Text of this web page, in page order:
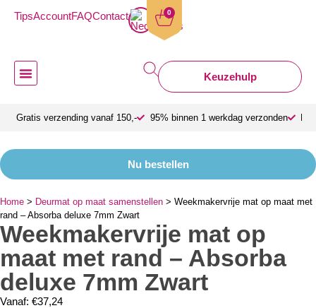
TipsAccountFAQContact 0
Keuzehulp
Gratis verzending vanaf 150,- 95% binnen 1 werkdag verzonden
Nu bestellen
Home > Deurmat op maat samenstellen > Weekmakervrije mat op maat met
rand – Absorba deluxe 7mm Zwart
Weekmakervrije mat op
maat met rand – Absorba
deluxe 7mm Zwart
Vanaf: €37,24